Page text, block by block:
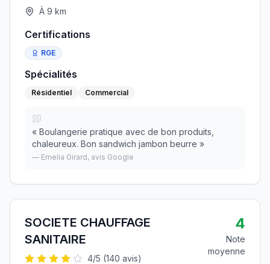
À 9 km
Certifications
RGE
Spécialités
Résidentiel Commercial
« Boulangerie pratique avec de bon produits,
chaleureux. Bon sandwich jambon beurre »
— Emelia Girard, avis Google
SOCIETE CHAUFFAGE
SANITAIRE
4/5 (140 avis)
4
Note
moyenne